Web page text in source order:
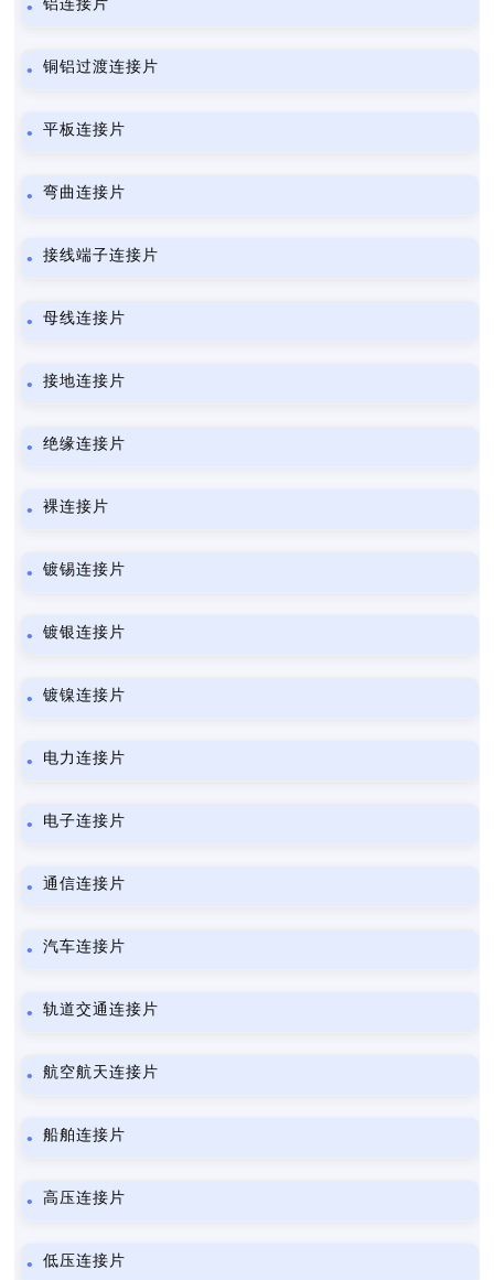
铝连接片
铜铝过渡连接片
平板连接片
弯曲连接片
接线端子连接片
母线连接片
接地连接片
绝缘连接片
裸连接片
镀锡连接片
镀银连接片
镀镍连接片
电力连接片
电子连接片
通信连接片
汽车连接片
轨道交通连接片
航空航天连接片
船舶连接片
高压连接片
低压连接片